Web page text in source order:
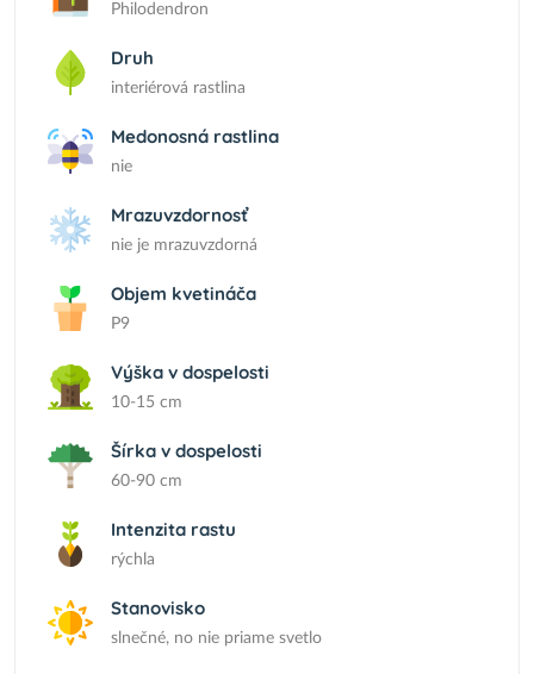
Philodendron
Druh
interiérová rastlina
Medonosná rastlina
nie
Mrazuvzdornosť
nie je mrazuvzdorná
Objem kvetináča
P9
Výška v dospelosti
10-15 cm
Šírka v dospelosti
60-90 cm
Intenzita rastu
rýchla
Stanovisko
slnečné, no nie priame svetlo